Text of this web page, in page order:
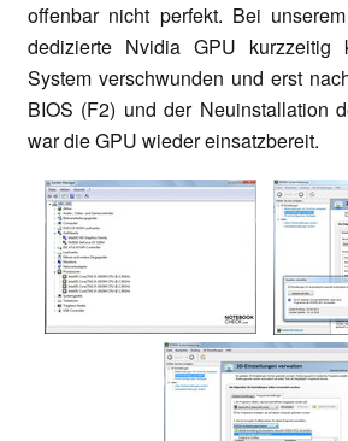
offenbar nicht perfekt. Bei
dedizierte Nvidia GPU kurzzeitig
System verschwunden und erst
BIOS (F2) und der Neuinstallation
war die GPU wieder einsatzbereit.